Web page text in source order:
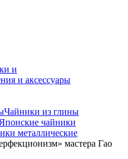
и
и аксессуары
Чайники из глины
Японские чайники
металлические
мастера Гао